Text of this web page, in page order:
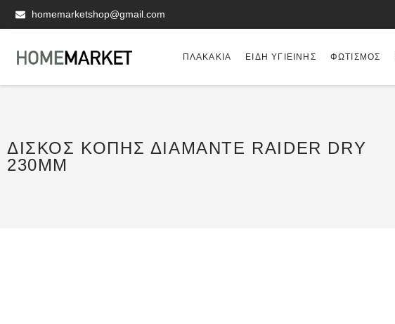
homemarketshop@gmail.com
ΠΛΑΚΆΚΙΑ ΕΊΔΗ ΥΓΙΕΙΝΗΣ ΦΩΤΙΣΜΌΣ
ΔΊΣΚΟΣ ΚΟΠΉΣ ΔΙΑΜΑΝΤΈ RAIDER DRY
230MM